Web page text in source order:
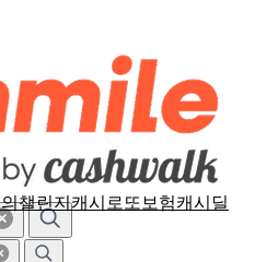
챌린지캐시로또 보험캐시딜